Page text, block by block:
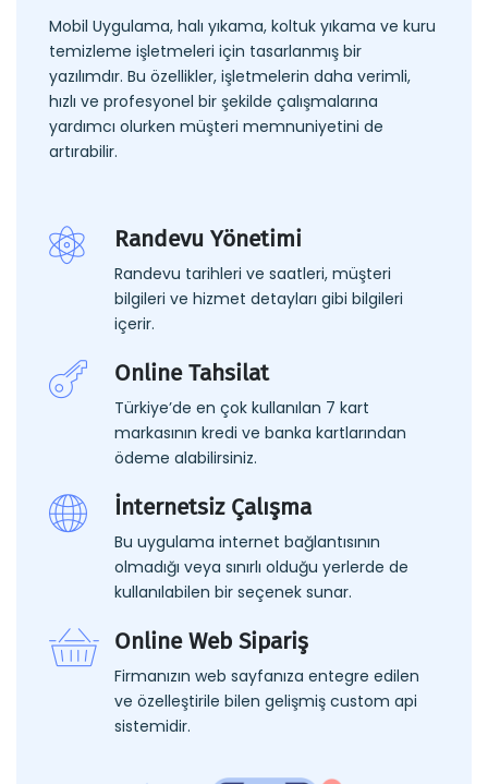
Mobil Uygulama, halı yıkama, koltuk yıkama ve kuru
temizleme işletmeleri için tasarlanmış bir
yazılımdır. Bu özellikler, işletmelerin daha verimli,
hızlı ve profesyonel bir şekilde çalışmalarına
yardımcı olurken müşteri memnuniyetini de
artırabilir.
Randevu Yönetimi
Randevu tarihleri ve saatleri, müşteri
bilgileri ve hizmet detayları gibi bilgileri
içerir.
Online Tahsilat
Türkiye’de en çok kullanılan 7 kart
markasının kredi ve banka kartlarından
ödeme alabilirsiniz.
İnternetsiz Çalışma
Bu uygulama internet bağlantısının
olmadığı veya sınırlı olduğu yerlerde de
kullanılabilen bir seçenek sunar.
Online Web Sipariş
Firmanızın web sayfanıza entegre edilen
ve özelleştirile bilen gelişmiş custom api
sistemidir.